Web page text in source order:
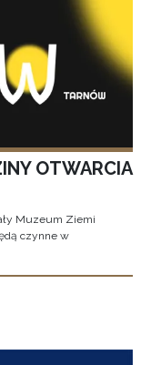
OTWARCIA
Muzeum Ziemi
czynne w